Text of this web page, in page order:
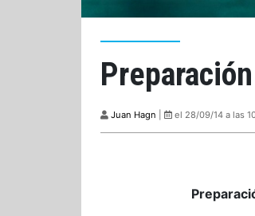
Juan Hagn el 28/09/14 a las